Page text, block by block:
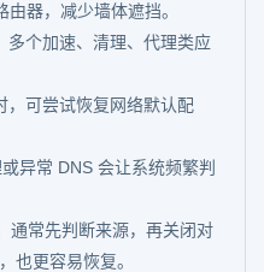
由器，减少墙体遮挡。
多个加速、清理、代理类应
，可尝试恢复网络默认配
异常 DNS 会让系统频繁判
通常先判断来源，再关闭对
也更容易恢复。